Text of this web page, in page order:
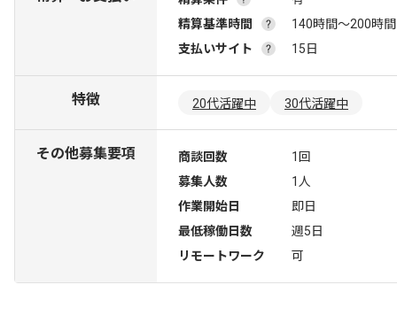
精算基準時間
140時間〜200時間
支払いサイト
15日
特徴 20代活躍中 30代活躍中
その他募集要項 商談回数
1回
募集人数
1人
作業開始日
即日
最低稼働日数
週5日
リモートワーク
可